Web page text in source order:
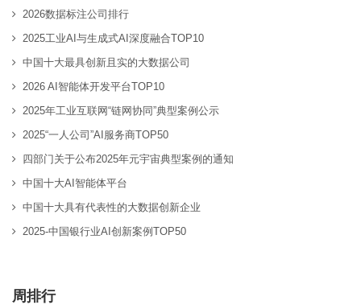
2026数据标注公司排行
2025工业AI与生成式AI深度融合TOP10
中国十大最具创新且实的大数据公司
2026 AI智能体开发平台TOP10
2025年工业互联网“链网协同”典型案例公示
2025“一人公司”AI服务商TOP50
四部门关于公布2025年元宇宙典型案例的通知
中国十大AI智能体平台
中国十大具有代表性的大数据创新企业
2025-中国银行业AI创新案例TOP50
周排行